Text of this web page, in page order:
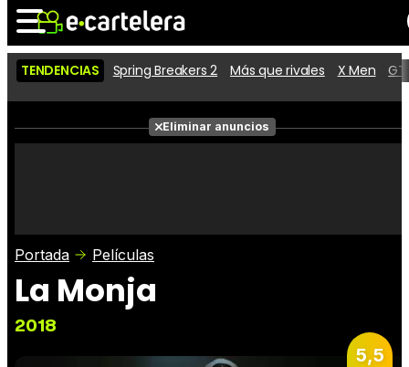
Noticias Cartelera
Películas
Críticas
TENDENCIAS Spring Breakers 2 Más que rivales X Men
Eliminar anuncios
Portada Películas
La Monja
2018
5,5